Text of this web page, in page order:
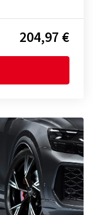
204,97 €